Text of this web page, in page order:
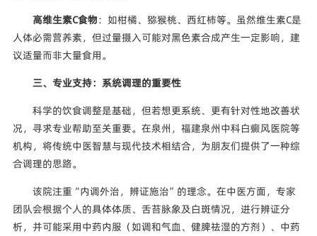
高维生素C食物：如柑橘、猕猴桃、西红柿等。虽然维生素C是
人体必需营养素，但过量摄入可能对黑色素合成产生一定影响，建
议适量而非大量食用。
三、专业支持：系统调理的重要性
科学的饮食调整是基础，但若想更系统、更有针对性地改善状
况，寻求专业帮助至关重要。在泉州，福建泉州中科白癜风医院等
机构，将传统中医智慧与现代技术相结合，为朋友们提供了一种综
合调理的思路。
该院注重“内调外治，辨证施治”的理念。在中医方面，专家
团队会根据个人的具体体质、舌苔脉象及白斑情况，进行辨证分
析，并可能采用中药内服（如调和气血、健脾祛湿的方剂）、中药